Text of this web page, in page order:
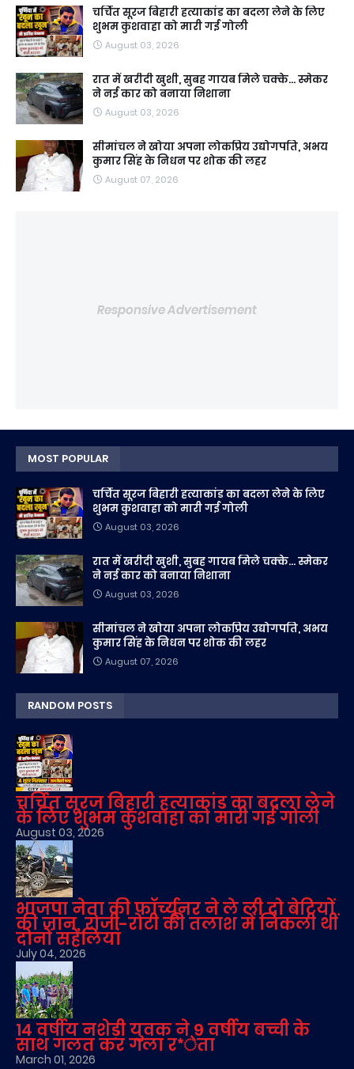
चर्चित सूरज बिहारी हत्याकांड का बदला लेने के लिए
शुभम कुशवाहा को मारी गई गोली
August 03, 2026
रात में खरीदी खुशी, सुबह गायब मिले चक्के... स्मेकर
ने नई कार को बनाया निशाना
August 03, 2026
सीमांचल ने खोया अपना लोकप्रिय उद्योगपति, अभय
कुमार सिंह के निधन पर शोक की लहर
August 07, 2026
Responsive Advertisement
MOST POPULAR
चर्चित सूरज बिहारी हत्याकांड का बदला लेने के लिए
शुभम कुशवाहा को मारी गई गोली
August 03, 2026
रात में खरीदी खुशी, सुबह गायब मिले चक्के... स्मेकर
ने नई कार को बनाया निशाना
August 03, 2026
सीमांचल ने खोया अपना लोकप्रिय उद्योगपति, अभय
कुमार सिंह के निधन पर शोक की लहर
August 07, 2026
RANDOM POSTS
चर्चित सूरज बिहारी हत्याकांड का बदला लेने
के लिए शुभम कुशवाहा को मारी गई गोली
August 03, 2026
भाजपा नेता की फॉर्च्यूनर ने ले ली दो बेटियों
की जान, रोजी-रोटी की तलाश में निकली थीं
दोनों सहेलियां
July 04, 2026
14 वर्षीय नशेड़ी युवक ने 9 वर्षीय बच्ची के
साथ गलत कर गला र*ेता
March 01, 2026